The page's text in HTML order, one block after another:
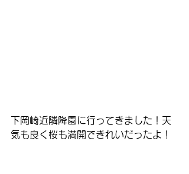
下岡崎近隣降園に行ってきました！天
気も良く桜も満開できれいだったよ！